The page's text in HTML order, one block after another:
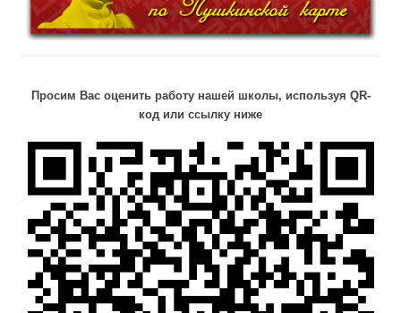
Просим Вас оценить работу нашей школы, используя QR-
код или ссылку ниже